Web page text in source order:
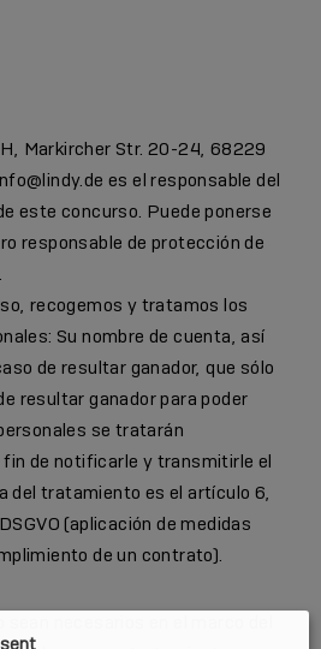
Markircher Str. 20-24, 68229
es el responsable del
este concurso. Puede ponerse
responsable de protección de
recogemos y tratamos los
Su nombre de cuenta, así
de resultar ganador, que sólo
resultar ganador para poder
se tratarán
de notificarle y transmitirle el
del tratamiento es el artículo 6,
(aplicación de medidas
de un contrato).